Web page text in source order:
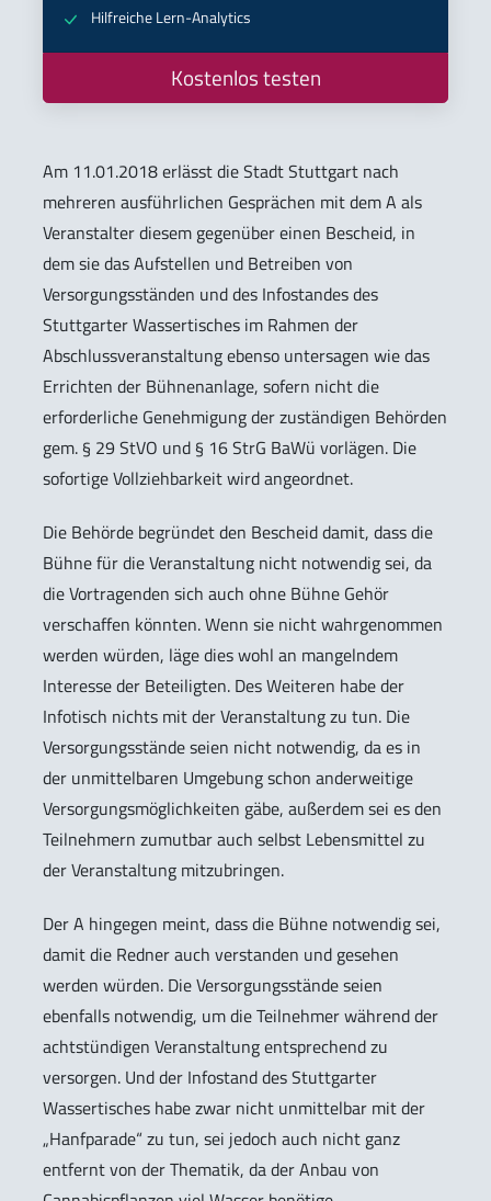
Hilfreiche Lern-Analytics
Kostenlos testen
Am 11.01.2018 erlässt die Stadt Stuttgart nach
mehreren ausführlichen Gesprächen mit dem A als
Veranstalter diesem gegenüber einen Bescheid, in
dem sie das Aufstellen und Betreiben von
Versorgungsständen und des Infostandes des
Stuttgarter Wassertisches im Rahmen der
Abschlussveranstaltung ebenso untersagen wie das
Errichten der Bühnenanlage, sofern nicht die
erforderliche Genehmigung der zuständigen Behörden
gem. § 29 StVO und § 16 StrG BaWü vorlägen. Die
sofortige Vollziehbarkeit wird angeordnet.
Die Behörde begründet den Bescheid damit, dass die
Bühne für die Veranstaltung nicht notwendig sei, da
die Vortragenden sich auch ohne Bühne Gehör
verschaffen könnten. Wenn sie nicht wahrgenommen
werden würden, läge dies wohl an mangelndem
Interesse der Beteiligten. Des Weiteren habe der
Infotisch nichts mit der Veranstaltung zu tun. Die
Versorgungsstände seien nicht notwendig, da es in
der unmittelbaren Umgebung schon anderweitige
Versorgungsmöglichkeiten gäbe, außerdem sei es den
Teilnehmern zumutbar auch selbst Lebensmittel zu
der Veranstaltung mitzubringen.
Der A hingegen meint, dass die Bühne notwendig sei,
damit die Redner auch verstanden und gesehen
werden würden. Die Versorgungsstände seien
ebenfalls notwendig, um die Teilnehmer während der
achtstündigen Veranstaltung entsprechend zu
versorgen. Und der Infostand des Stuttgarter
Wassertisches habe zwar nicht unmittelbar mit der
„Hanfparade“ zu tun, sei jedoch auch nicht ganz
entfernt von der Thematik, da der Anbau von